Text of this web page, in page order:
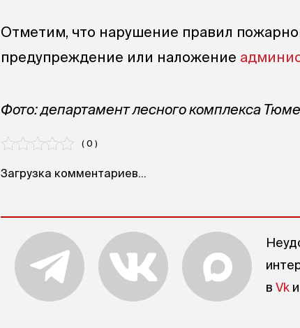
Отметим, что нарушение правил
предупреждение или наложение
Фото: департамент лесного комплекса
( 0 )
Загрузка комментариев...
в Vk